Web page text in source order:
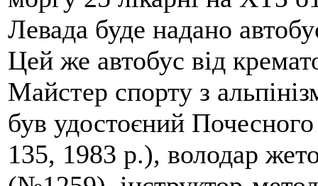
Левада буде надано
Цей же автобус від
Майстер спорту з
був удостоєний
135, 1983 р.), володар